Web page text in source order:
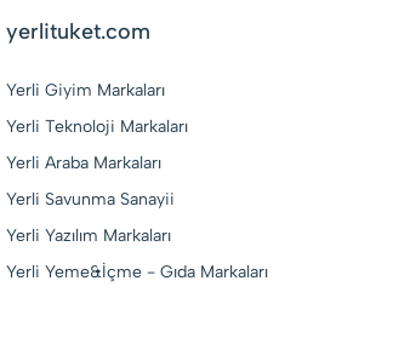
yerlituket.com
Yerli Giyim Markaları
Yerli Teknoloji Markaları
Yerli Araba Markaları
Yerli Savunma Sanayii
Yerli Yazılım Markaları
Yerli Yeme&İçme - Gıda Markaları